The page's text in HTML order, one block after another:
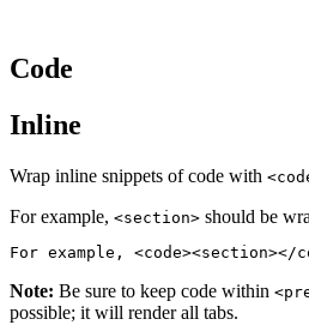
Code
Inline
Wrap inline snippets of code with
For example, <section> should be
For example,
Note: Be sure to keep code within
possible; it will render all tabs.